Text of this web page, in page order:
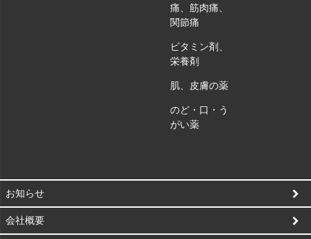
痛、筋肉痛、
関節痛
ビタミン剤、
栄養剤
肌、皮膚の薬
のど・口・う
がい薬
お知らせ
会社概要